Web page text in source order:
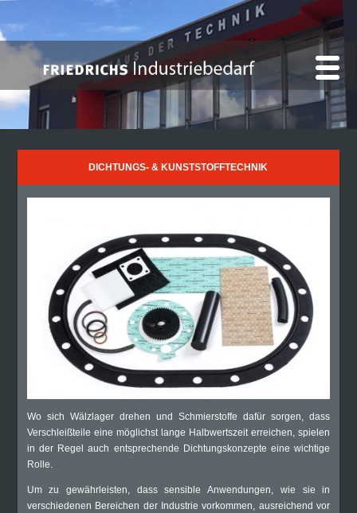
DICHTUNGS- & KUNSTSTOFFTECHNIK
Wo sich Wälzlager drehen und Schmierstoffe dafür sorgen, dass
Verschleißteile eine möglichst lange Halbwertszeit erreichen, spielen
in der Regel auch entsprechende Dichtungskonzepte eine wichtige
Rolle.
Um zu gewährleisten, dass sensible Anwendungen, wie sie in
verschiedenen Bereichen der Industrie vorkommen, ausreichend vor